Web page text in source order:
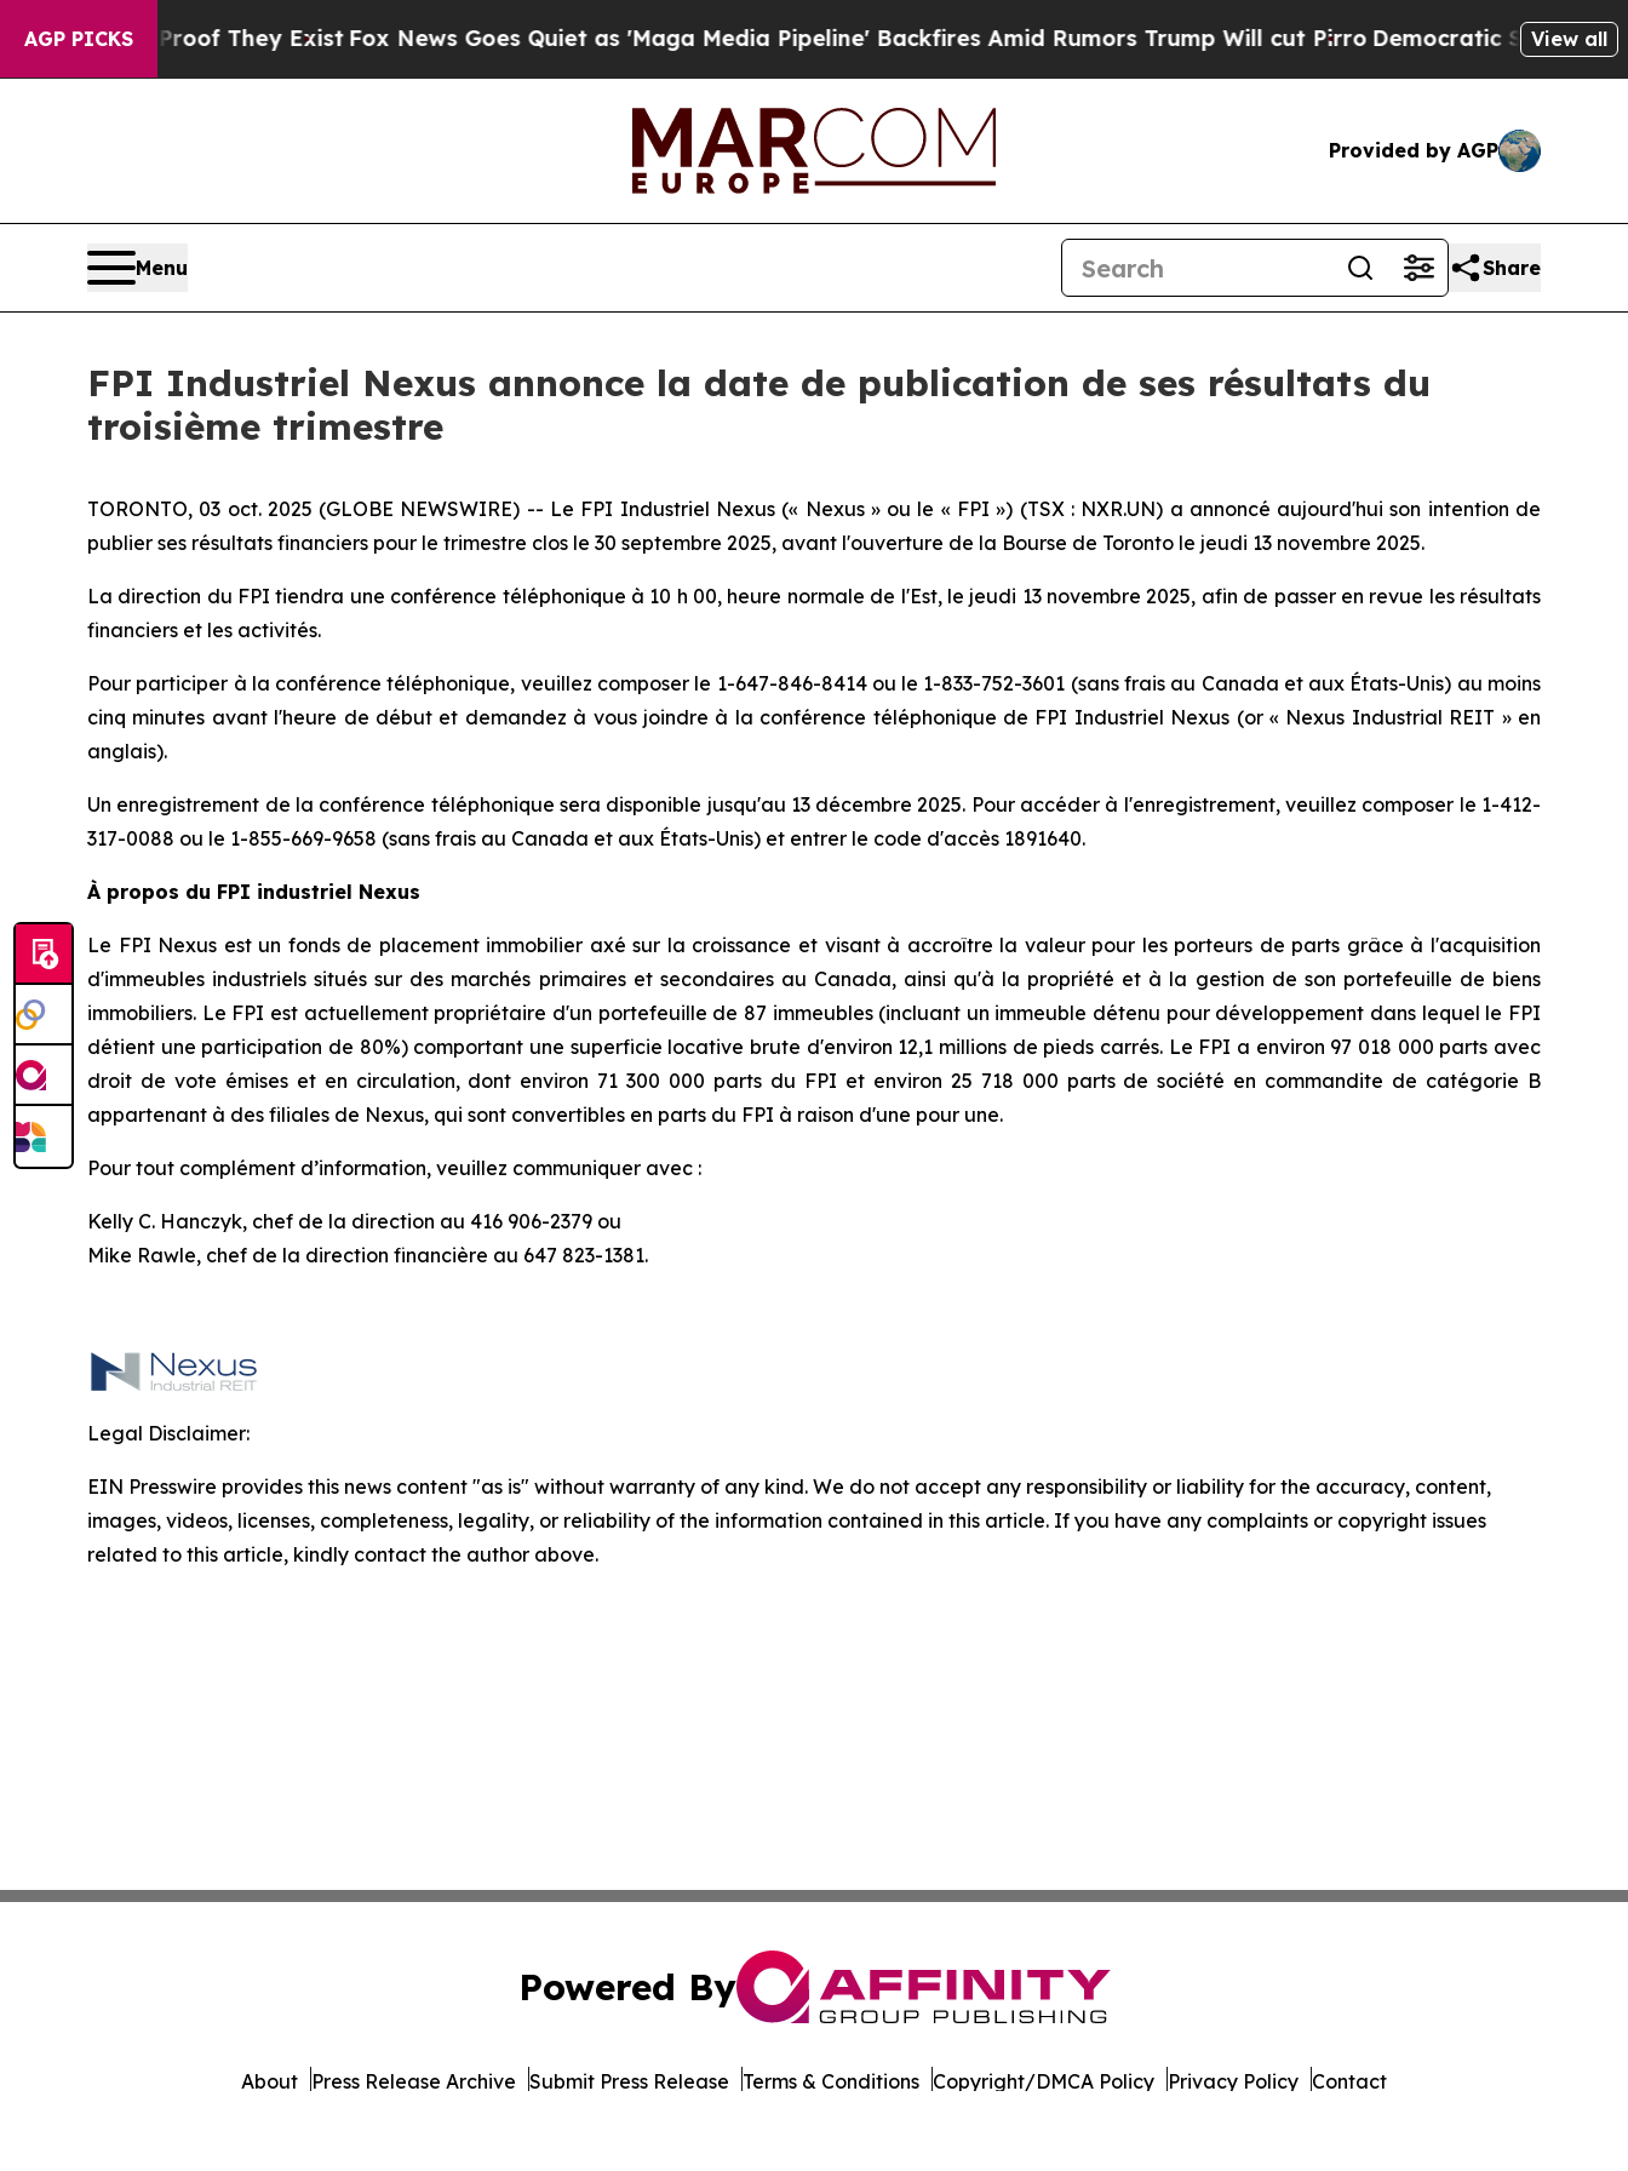
AGP PICKS
no Proof They ExistFox News Goes Quiet as 'Maga Media Pipeline' Backfires Amid Rumors Trump Will cut PirroDemocratic Socialists of
View all
Provided by AGP
Menu Share
FPI Industriel Nexus annonce la date de publication de ses résultats du
troisième trimestre
TORONTO, 03 oct. 2025 (GLOBE NEWSWIRE) -- Le FPI Industriel Nexus (« Nexus » ou le « FPI ») (TSX : NXR.UN) a annoncé aujourd'hui son intention de
publier ses résultats financiers pour le trimestre clos le 30 septembre 2025, avant l'ouverture de la Bourse de Toronto le jeudi 13 novembre 2025.
La direction du FPI tiendra une conférence téléphonique à 10 h 00, heure normale de l'Est, le jeudi 13 novembre 2025, afin de passer en revue les résultats
financiers et les activités.
Pour participer à la conférence téléphonique, veuillez composer le 1-647-846-8414 ou le 1-833-752-3601 (sans frais au Canada et aux États-Unis) au moins
cinq minutes avant l'heure de début et demandez à vous joindre à la conférence téléphonique de FPI Industriel Nexus (or « Nexus Industrial REIT » en
anglais).
Un enregistrement de la conférence téléphonique sera disponible jusqu'au 13 décembre 2025. Pour accéder à l'enregistrement, veuillez composer le 1-412-
317-0088 ou le 1-855-669-9658 (sans frais au Canada et aux États-Unis) et entrer le code d'accès 1891640.
À propos du FPI industriel Nexus
Le FPI Nexus est un fonds de placement immobilier axé sur la croissance et visant à accroître la valeur pour les porteurs de parts grâce à l'acquisition
d'immeubles industriels situés sur des marchés primaires et secondaires au Canada, ainsi qu'à la propriété et à la gestion de son portefeuille de biens
immobiliers. Le FPI est actuellement propriétaire d'un portefeuille de 87 immeubles (incluant un immeuble détenu pour développement dans lequel le FPI
détient une participation de 80%) comportant une superficie locative brute d'environ 12,1 millions de pieds carrés. Le FPI a environ 97 018 000 parts avec
droit de vote émises et en circulation, dont environ 71 300 000 parts du FPI et environ 25 718 000 parts de société en commandite de catégorie B
appartenant à des filiales de Nexus, qui sont convertibles en parts du FPI à raison d'une pour une.
Pour tout complément d’information, veuillez communiquer avec :
Kelly C. Hanczyk, chef de la direction au 416 906-2379 ou
Mike Rawle, chef de la direction financière au 647 823-1381.
Legal Disclaimer:
EIN Presswire provides this news content "as is" without warranty of any kind. We do not accept any responsibility or liability for the accuracy, content,
images, videos, licenses, completeness, legality, or reliability of the information contained in this article. If you have any complaints or copyright issues
related to this article, kindly contact the author above.
Powered By
About Press Release Archive Submit Press Release Terms & Conditions Copyright/DMCA Policy Privacy Policy Contact